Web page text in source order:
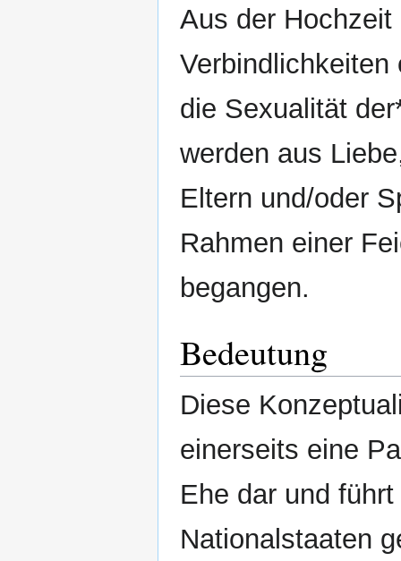
Aus der
die Sexualität
werden aus
Eltern und/oder
Rahmen einer
begangen.
Bedeutung
Diese
einerseits eine
Ehe dar und
Nationalstaaten